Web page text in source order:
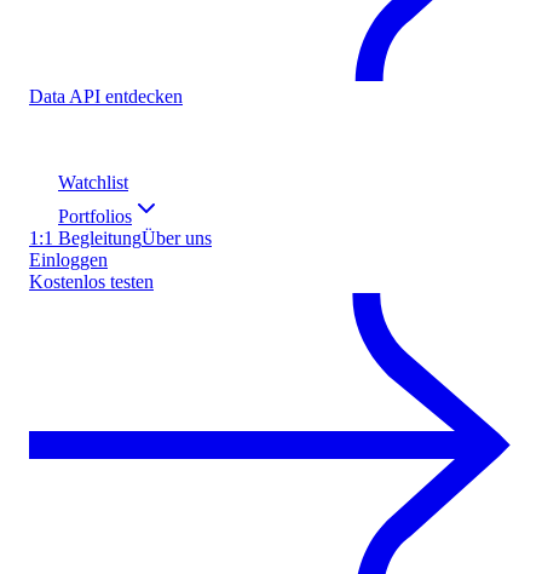
Data API entdecken
Watchlist
Portfolios
1:1 BegleitungÜber uns
Einloggen
Kostenlos testen